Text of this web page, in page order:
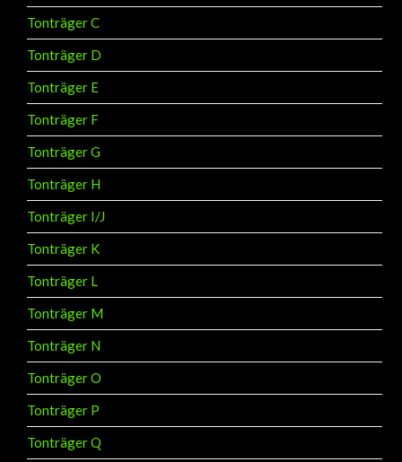
Tonträger C
Tonträger D
Tonträger E
Tonträger F
Tonträger G
Tonträger H
Tonträger I/J
Tonträger K
Tonträger L
Tonträger M
Tonträger N
Tonträger O
Tonträger P
Tonträger Q